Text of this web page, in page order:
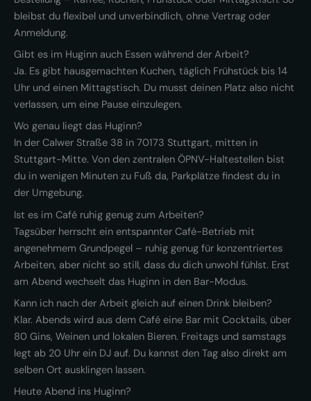
bleibst du flexibel und unverbindlich, ohne Vertrag oder
Anmeldung.
Gibt es im Huginn auch Essen während der Arbeit?
Ja. Es gibt hausgemachten Kuchen, täglich Frühstück bis 14
Uhr und einen Mittagstisch. Du musst deinen Platz also nicht
verlassen, um eine Pause einzulegen.
Wo genau liegt das Huginn?
In der Calwer Straße 38 in 70173 Stuttgart, mitten in
Stuttgart-Mitte. Von den zentralen ÖPNV-Haltestellen bist
du in wenigen Minuten zu Fuß da, Parkplätze findest du in
der Umgebung.
Ist es im Café ruhig genug zum Arbeiten?
Tagsüber herrscht ein entspannter Café-Betrieb mit
angenehmem Grundpegel – ruhig genug für konzentriertes
Arbeiten, aber nicht so still, dass du dich unwohl fühlst. Erst
am Abend wechselt das Huginn in den Bar-Modus.
Kann ich nach der Arbeit gleich auf einen Drink bleiben?
Klar. Abends wird aus dem Café eine Bar mit Cocktails, über
80 Gins, Weinen und lokalen Bieren. Freitags und samstags
legt ab 20 Uhr ein DJ auf. Du kannst den Tag also direkt am
selben Ort ausklingen lassen.
Heute Abend ins Huginn?